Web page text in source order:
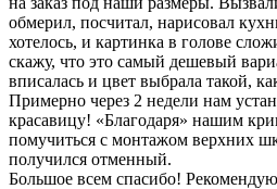
обмерил, посчитал, нарисовал
хотелось, и картинка в голове
скажу, что это самый дешевый
вписалась и цвет выбрала такой,
Примерно через 2 недели нам
красавицу! «Благодаря» нашим
помучиться с монтажом верхних
получился отменный.
Большое всем спасибо!